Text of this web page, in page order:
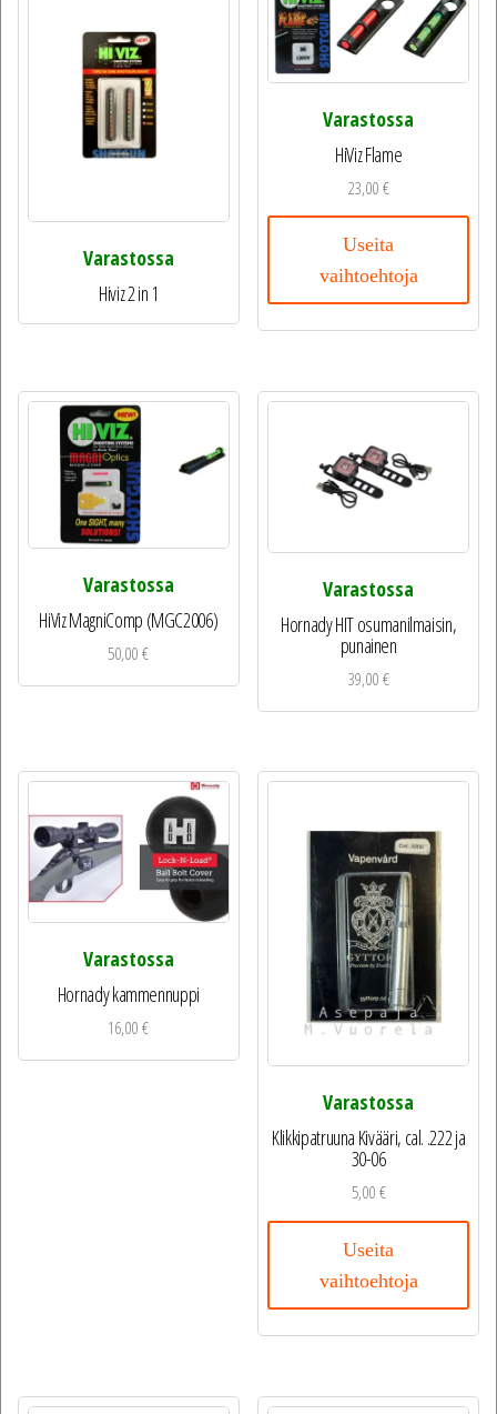
Varastossa
Hiviz 2 in 1
Varastossa
HiViz Flame
23,00€
Useita
vaihtoehtoja
Varastossa
HiViz MagniComp (MGC2006)
50,00€
Varastossa
Hornady HIT osumanilmaisin,
punainen
39,00€
Varastossa
Hornady kammennuppi
16,00€
Varastossa
Klikkipatruuna Kivääri, cal. .222 ja
30-06
5,00€
Useita
vaihtoehtoja